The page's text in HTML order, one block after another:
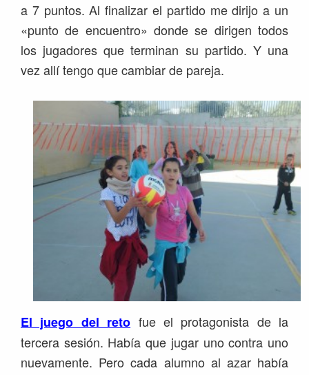
a 7 puntos. Al finalizar el partido me dirijo a un
«punto de encuentro» donde se dirigen todos
los jugadores que terminan su partido. Y una
vez allí tengo que cambiar de pareja.
El juego del reto fue el protagonista de la
tercera sesión. Había que jugar uno contra uno
nuevamente. Pero cada alumno al azar había